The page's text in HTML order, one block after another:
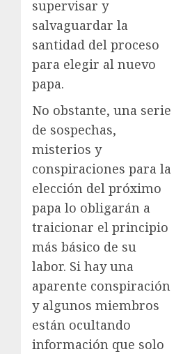
supervisar y
salvaguardar la
santidad del proceso
para elegir al nuevo
papa.
No obstante, una serie
de sospechas,
misterios y
conspiraciones para la
elección del próximo
papa lo obligarán a
traicionar el principio
más básico de su
labor. Si hay una
aparente conspiración
y algunos miembros
están ocultando
información que solo